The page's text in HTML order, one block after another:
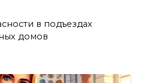
в подъездах
домов